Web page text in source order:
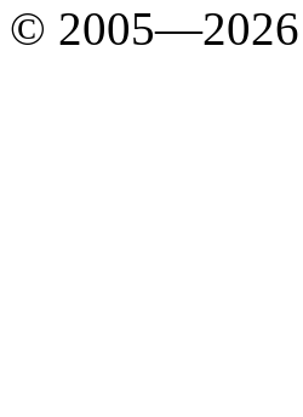
© 2005—2026